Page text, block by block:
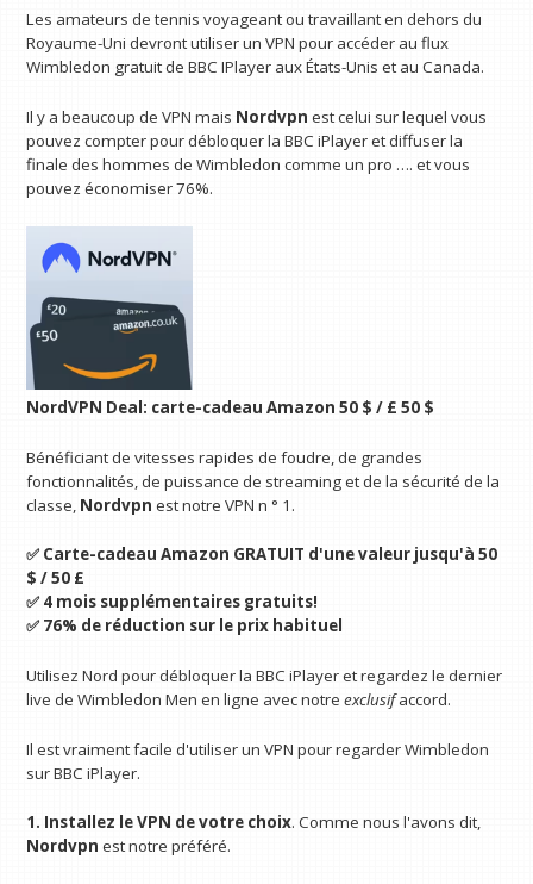
Les amateurs de tennis voyageant ou travaillant en dehors du
Royaume-Uni devront utiliser un VPN pour accéder au flux
Wimbledon gratuit de BBC IPlayer aux États-Unis et au Canada.
Il y a beaucoup de VPN mais Nordvpn est celui sur lequel vous
pouvez compter pour débloquer la BBC iPlayer et diffuser la
finale des hommes de Wimbledon comme un pro …. et vous
pouvez économiser 76%.
NordVPN Deal: carte-cadeau Amazon 50 $ / £ 50 $
Bénéficiant de vitesses rapides de foudre, de grandes
fonctionnalités, de puissance de streaming et de la sécurité de la
classe, Nordvpn est notre VPN n ° 1.
✅ Carte-cadeau Amazon GRATUIT d'une valeur jusqu'à 50
$ / 50 £
✅ 4 mois supplémentaires gratuits!
✅ 76% de réduction sur le prix habituel
Utilisez Nord pour débloquer la BBC iPlayer et regardez le dernier
live de Wimbledon Men en ligne avec notreexclusifaccord.
Il est vraiment facile d'utiliser un VPN pour regarder Wimbledon
sur BBC iPlayer.
1. Installez le VPN de votre choix. Comme nous l'avons dit,
Nordvpn est notre préféré.